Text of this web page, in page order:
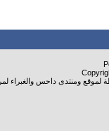
لموقع ومنتدى داحس والغبراء